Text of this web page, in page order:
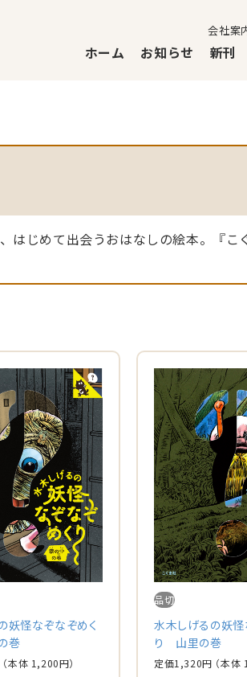
会社案
ホーム お知らせ 新刊
はじめて出会うおはなしの絵本。『
妖怪なぞなぞめく
巻
（本体 1,200円）
品切
水木しげるの妖怪
り 山里の巻
定価1,320円 （本体